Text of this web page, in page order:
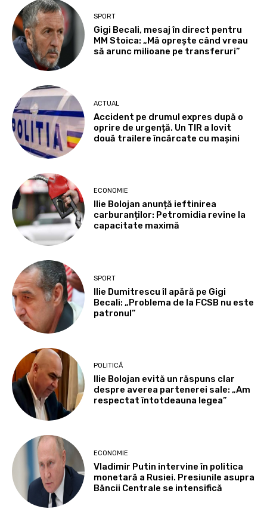
SPORT
Gigi Becali, mesaj în direct pentru
MM Stoica: „Mă oprește când vreau
să arunc milioane pe transferuri”
ACTUAL
Accident pe drumul expres după o
oprire de urgență. Un TIR a lovit
două trailere încărcate cu mașini
ECONOMIE
Ilie Bolojan anunță ieftinirea
carburanților: Petromidia revine la
capacitate maximă
SPORT
Ilie Dumitrescu îl apără pe Gigi
Becali: „Problema de la FCSB nu este
patronul”
POLITICĂ
Ilie Bolojan evită un răspuns clar
despre averea partenerei sale: „Am
respectat întotdeauna legea”
ECONOMIE
Vladimir Putin intervine în politica
monetară a Rusiei. Presiunile asupra
Băncii Centrale se intensifică